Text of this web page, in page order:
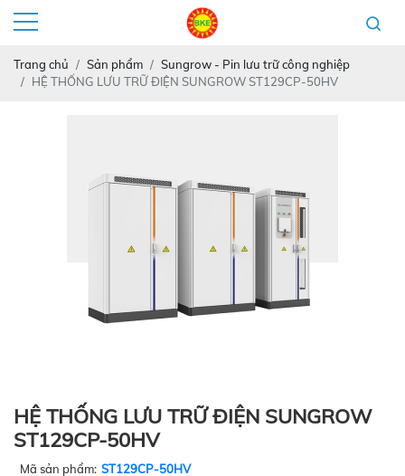
Trang chủ Sản phẩm
Sungrow - Pin lưu trữ công nghiệp
HỆ THỐNG LƯU TRỮ ĐIỆN SUNGROW ST129CP-50HV
HỆ THỐNG LƯU TRỮ ĐIỆN SUNGROW
ST129CP-50HV
Mã sản phẩm: ST129CP-50HV